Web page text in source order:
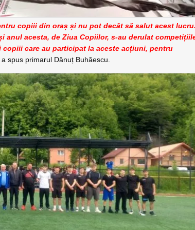
copiii din oraș și nu pot decât să salut acest
anul acesta, de Ziua Copiilor, s-au derulat
care au participat la aceste acțiuni, pentru
a spus primarul Dănuț Buhăescu.